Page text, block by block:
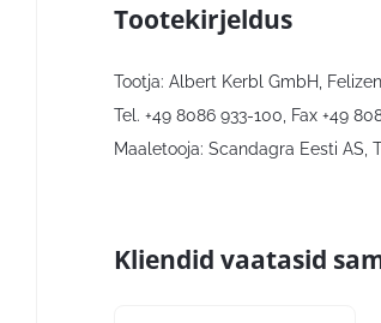
Tootekirjeldus
Tootja: Albert Kerbl GmbH,
Tel. +49 8086 933-100, Fax +49
Maaletooja: Scandagra Eesti AS,
Kliendid vaatasid